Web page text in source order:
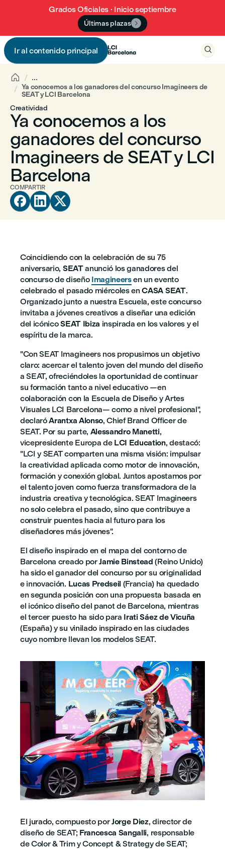
Grados Oficiales · Inicio septiembre
Últimas plazas 
Ir al contenido principal
 
 ...
Ya conocemos a los ganadores del concurso Imagineers de
SEAT y LCI Barcelona
Creatividad
Ya conocemos a los
ganadores del concurso
Imagineers de SEAT y LCI
Barcelona
COMPARTIR
  
Coincidiendo con la celebración de su 75
aniversario, SEATanunció los ganadores del
concurso de diseño Imagineersen un evento
celebrado el pasado miércoles enCASA SEAT.
Organizado junto a nuestra Escuela, este concurso
invitaba a jóvenes creativos a diseñar una edición
del icónicoSEAT Ibiza inspirada en los valores y el
espíritu de la marca.
"Con SEAT Imagineers nos propusimos un objetivo
claro: acercar el talento joven del mundo del diseño
a SEAT, ofreciéndoles la oportunidad de continuar
su formación tanto a nivel educativo —en
colaboración con la Escuela de Diseño y Artes
Visuales LCI Barcelona— como a nivel profesional",
declaróArantxa Alonso, Chief Brand Officer de
SEAT. Por su parte, Alessandro Manetti,
vicepresidente Europa de LCI Education, destacó:
"LCI y SEAT comparten una misma visión: impulsar
la creatividad aplicada como motor de innovación,
formación y conexión global. Juntos apostamos por
el talento joven como fuerza transformadora de la
industria creativa y tecnológica. SEAT Imagineers
no solo celebra el pasado, sino que contribuye a
construir puentes hacia al futuro para los
diseñadores más jóvenes".
El diseño inspirado en el mapa del contorno de
Barcelona creado porJamie Binstead (Reino Unido)
ha sido el ganador del concurso por su originalidad
e innovación. Lucas Predseil (Francia) ha quedado
en segunda posición con una propuesta basada en
el icónico diseño del panot de Barcelona, mientras
el tercer puesto ha sido para Irati Sáez de Vicuña
(España) y su vinilado inspirado en las ciudades
cuyo nombre llevan los modelos SEAT.
El jurado, compuesto porJorge Diez, director de
diseño de SEAT; Francesca Sangalli, responsable
de Color & Trim y Concept & Strategy de SEAT;